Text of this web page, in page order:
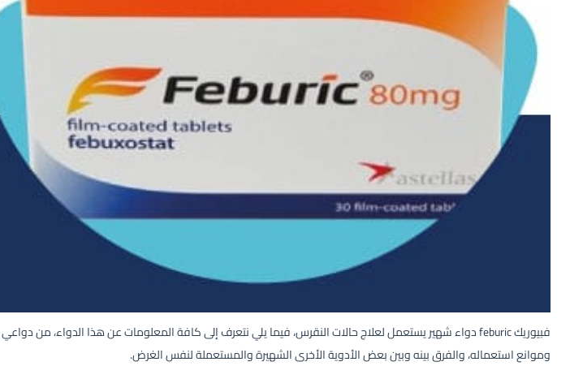
فبيوريك feburic دواء شهير يستعمل لعلاج حالات النقرس، فيما يلي نتعرف إلى كافة المعلومات عن هذا الدواء، من دواعي
وموانع استعماله، والفرق بينه وبين بعض الأدوية الأخرى الشهيرة والمستعملة لنفس الغرض.